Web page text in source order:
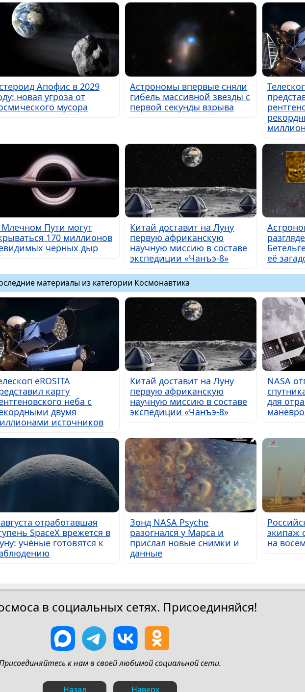
Апофис в 2029
новая угроза от
мусора
Астрономы впервые сняли
гибель массивной звезды с
первой секунды взрыва
Пути могут
170 миллионов
черных дыр
Китай доставит на Луну
первую африканскую
научную миссию в составе
экспедиции «Чанъэ-8»
её
материалы из категории Космонавтика
eROSITA
карту
неба с
двумя
источников
Китай доставит на Луну
первую африканскую
научную миссию в составе
экспедиции «Чанъэ-8»
NASA
для
отработавшая
SpaceX врежется в
учёные готовятся к
Зонд NASA Psyche
разогнался у Марса и
прислал новые снимки и
данные
экипаж
на
в социальных сетях. Присоединяйся!
к нам в своей любимой социальной сети.
Назад Наверх